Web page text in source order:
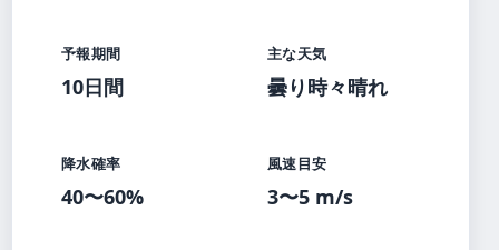
予報期間
10日間
主な天気
曇り時々晴れ
降水確率
40〜60%
風速目安
3〜5 m/s